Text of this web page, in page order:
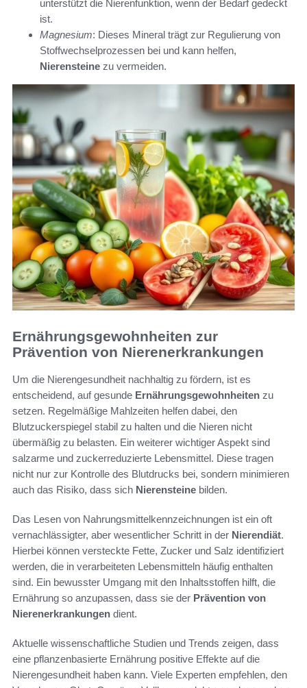
unterstützt die Nierenfunktion, wenn der Bedarf gedeckt
ist.
Magnesium: Dieses Mineral trägt zur Regulierung von
Stoffwechselprozessen bei und kann helfen,
Nierensteine zu vermeiden.
Ernährungsgewohnheiten zur
Prävention von Nierenerkrankungen
Um die Nierengesundheit nachhaltig zu fördern, ist es
entscheidend, auf gesunde Ernährungsgewohnheiten zu
setzen. Regelmäßige Mahlzeiten helfen dabei, den
Blutzuckerspiegel stabil zu halten und die Nieren nicht
übermäßig zu belasten. Ein weiterer wichtiger Aspekt sind
salzarme und zuckerreduzierte Lebensmittel. Diese tragen
nicht nur zur Kontrolle des Blutdrucks bei, sondern minimieren
auch das Risiko, dass sich Nierensteine bilden.
Das Lesen von Nahrungsmittelkennzeichnungen ist ein oft
vernachlässigter, aber wesentlicher Schritt in der Nierendiät.
Hierbei können versteckte Fette, Zucker und Salz identifiziert
werden, die in verarbeiteten Lebensmitteln häufig enthalten
sind. Ein bewusster Umgang mit den Inhaltsstoffen hilft, die
Ernährung so anzupassen, dass sie der Prävention von
Nierenerkrankungen dient.
Aktuelle wissenschaftliche Studien und Trends zeigen, dass
eine pflanzenbasierte Ernährung positive Effekte auf die
Nierengesundheit haben kann. Viele Experten empfehlen, den